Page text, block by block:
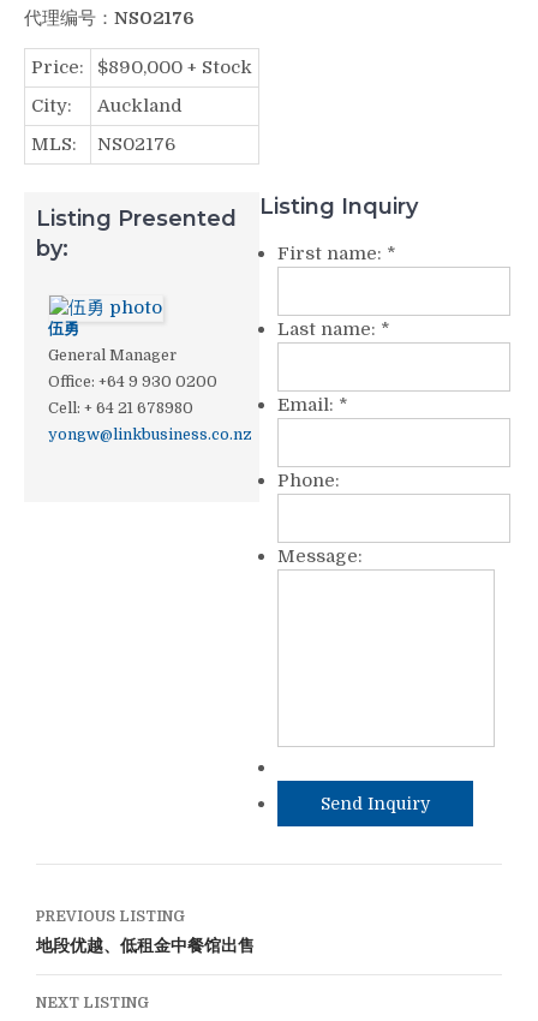
代理编号： NS02176
Price: $890,000 + Stock
City:
Auckland
MLS:
NS02176
Listing Presented
by:
伍勇
General Manager
Office: +64 9 930 0200
Cell : + 64 21 678980
yongw@linkbusiness.co.nz
Listing Inquiry
First name: *
Last name: *
Email: *
Phone:
Message:
PREVIOUS LISTING
地段优越、低租金中餐馆出售
NEXT LISTING